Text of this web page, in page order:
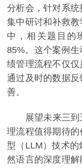
分析会，针对系
集中研讨和补救
中，相关题目的
85%。这个案例
绩管理流程不仅
通过及时的数据
善。
展望未来三到
理流程值得期待
型（LLM）技术
然语言的深度理